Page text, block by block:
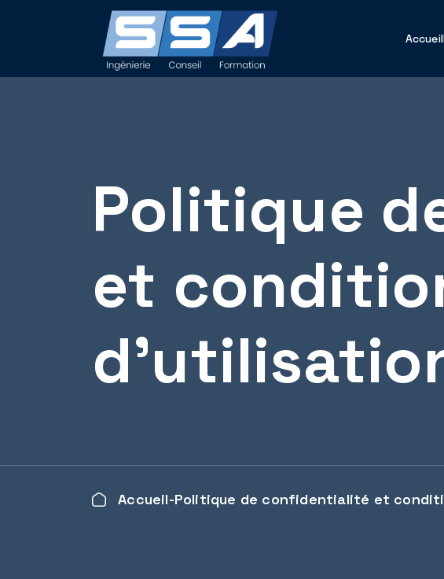
Accueil
Politique
et
Accueil Politique de confidentialité et
Panneau de gestion des cookies